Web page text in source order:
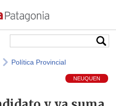
Política Provincial
NEUQUEN